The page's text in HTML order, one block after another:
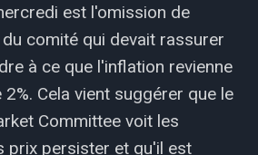
est l'omission de
du comité qui devait rassurer
à ce que l'inflation revienne
Cela vient suggérer que le
Committee voit les
prix persister et qu'il est